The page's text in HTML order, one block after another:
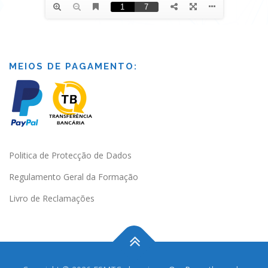
MEIOS DE PAGAMENTO:
Politica de Protecção de Dados
Regulamento Geral da Formação
Livro de Reclamações